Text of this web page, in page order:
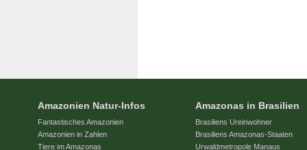
Amazonien Natur-Infos
Fantastisches Amazonien
Amazonien in Zahlen
Tiere im Amazonas
Amazonas in Brasilien
Brasiliens Ureinwohner
Brasiliens Amazonas-Staaten
Urwaldmetropole Manaus